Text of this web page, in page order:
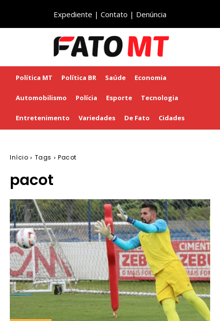
Expediente | Contato | Denúncia
Política MT Política BR Saúde Economia
Automobilismo Polícia Esporte Tecnologia
Entretenimento Variedades De Fato Cidades
Início Tags Pacot
pacot